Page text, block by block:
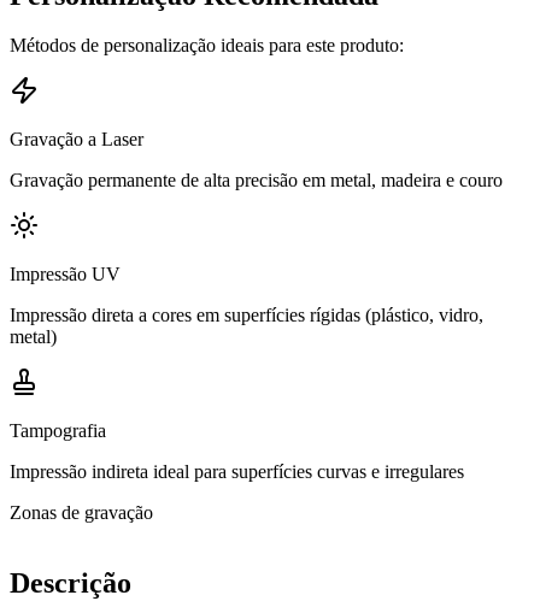
Métodos de personalização ideais para este produto:
Gravação a Laser
Gravação permanente de alta precisão em metal, madeira e couro
Impressão UV
Impressão direta a cores em superfícies rígidas (plástico, vidro,
metal)
Tampografia
Impressão indireta ideal para superfícies curvas e irregulares
Zonas de gravação
Descrição